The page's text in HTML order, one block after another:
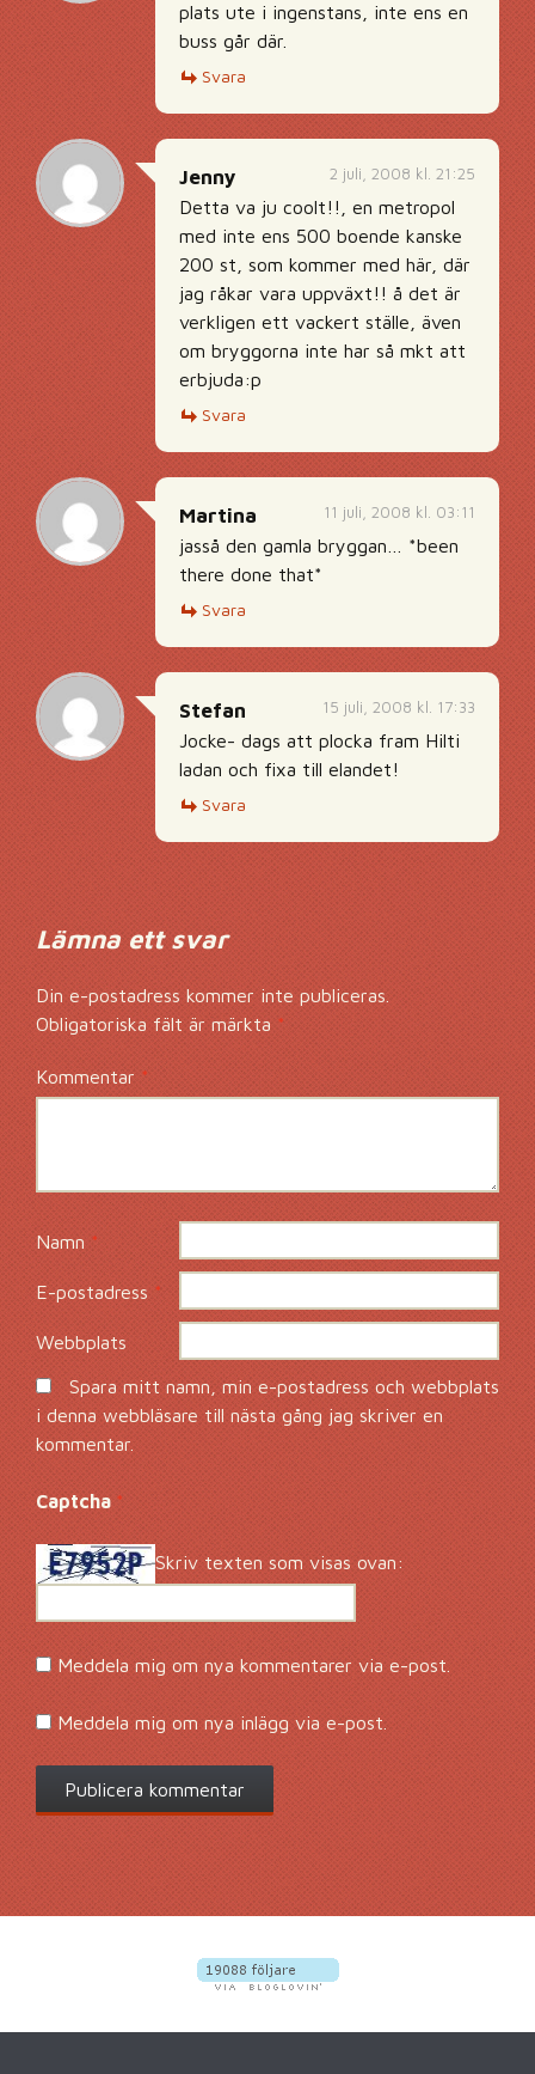
plats ute i ingenstans, inte ens en
buss går där.
Svara
2 juli, 2008 kl. 21:25
Jenny
Detta va ju coolt!!, en metropol
med inte ens 500 boende kanske
200 st, som kommer med här, där
jag råkar vara uppväxt!! å det är
verkligen ett vackert ställe, även
om bryggorna inte har så mkt att
erbjuda:p
Svara
11 juli, 2008 kl. 03:11
Martina
jasså den gamla bryggan… *been
there done that*
Svara
15 juli, 2008 kl. 17:33
Stefan
Jocke- dags att plocka fram Hilti
ladan och fixa till elandet!
Svara
Lämna ett svar
Din e-postadress kommer inte publiceras.
Obligatoriska fält är märkta*
Kommentar*
Namn*
E-postadress*
Webbplats
Spara mitt namn, min e-postadress och webbplats
i denna webbläsare till nästa gång jag skriver en
kommentar.
Captcha *
Skriv texten som visas ovan:
Meddela mig om nya kommentarer via e-post.
Meddela mig om nya inlägg via e-post.